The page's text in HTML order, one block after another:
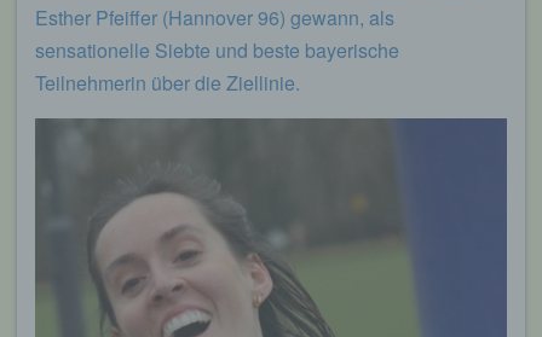
Esther Pfeiffer (Hannover 96) gewann, als
sensationelle Siebte und beste bayerische
Teilnehmerin über die Ziellinie.